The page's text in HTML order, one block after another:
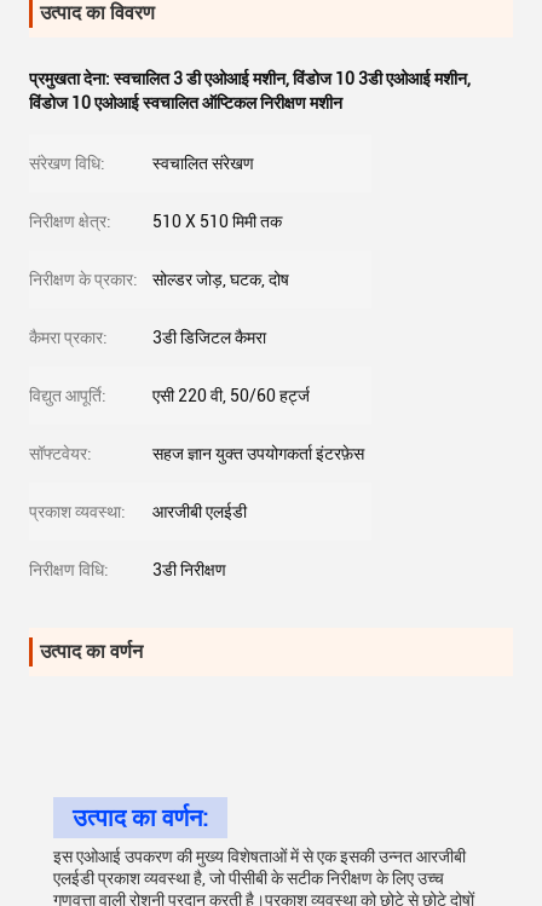
उत्पाद का विवरण
प्रमुखता देना:स्वचालित 3 डी एओआई मशीन,विंडोज 10 3डी एओआई मशीन,
विंडोज 10 एओआई स्वचालित ऑप्टिकल निरीक्षण मशीन
संरेखण विधि: स्वचालित संरेखण
निरीक्षण क्षेत्र: 510 X 510 मिमी तक
निरीक्षण के प्रकार: सोल्डर जोड़, घटक, दोष
कैमरा प्रकार: 3डी डिजिटल कैमरा
विद्युत आपूर्ति: एसी 220 वी, 50/60 हर्ट्ज
सॉफ्टवेयर: सहज ज्ञान युक्त उपयोगकर्ता इंटरफ़ेस
प्रकाश व्यवस्था: आरजीबी एलईडी
निरीक्षण विधि: 3डी निरीक्षण
उत्पाद का वर्णन
उत्पाद का वर्णन:
इस एओआई उपकरण की मुख्य विशेषताओं में से एक इसकी उन्नत आरजीबी
एलईडी प्रकाश व्यवस्था है, जो पीसीबी के सटीक निरीक्षण के लिए उच्च
गुणवत्ता वाली रोशनी प्रदान करती है।प्रकाश व्यवस्था को छोटे से छोटे दोषों